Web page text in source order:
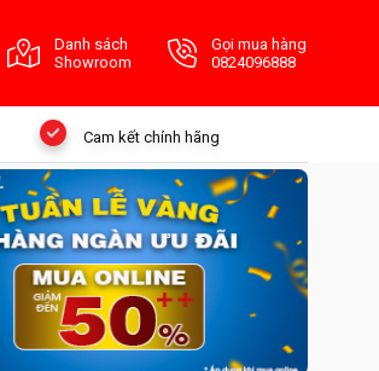
Danh sách
Showroom
Gọi mua hàng
0824096888
Cam kết chính hãng